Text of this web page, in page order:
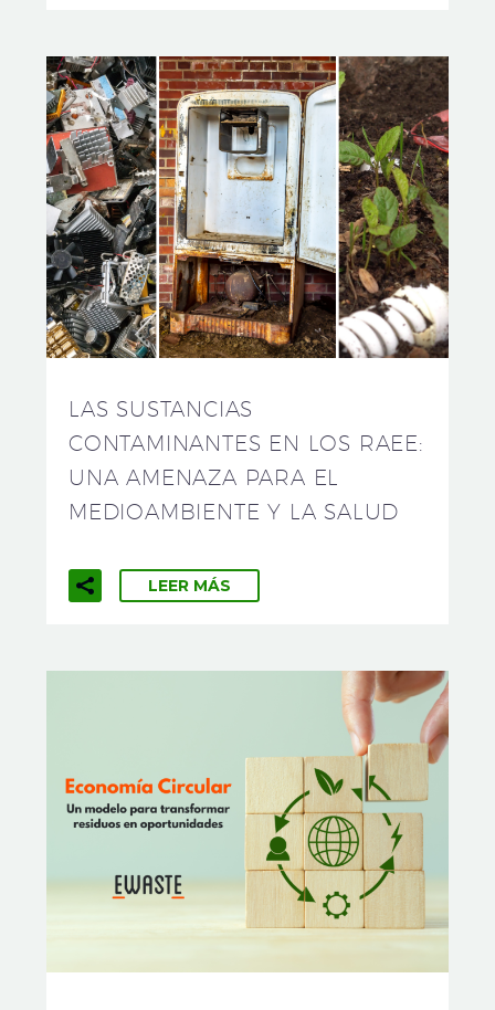
LAS SUSTANCIAS
CONTAMINANTES EN LOS RAEE:
UNA AMENAZA PARA EL
MEDIOAMBIENTE Y LA SALUD
LEER MÁS